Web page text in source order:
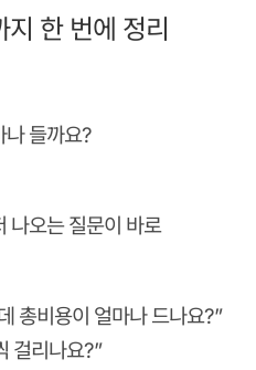
지 한 번에 정리
나 들까요?
나오는 질문이 바로
총비용이 얼마나 드나요?”
걸리나요?”